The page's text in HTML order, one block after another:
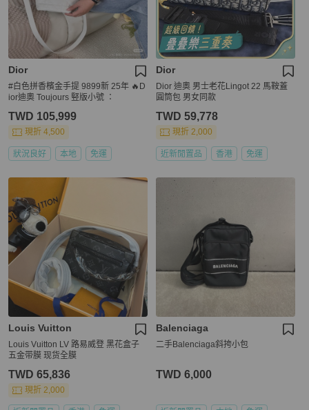
Dior
#白色拼香檳金手提 9899新 25年 🔥D
ior迪奧 Toujours 竪版小號 ：
TWD 105,999
現折 4,500
狀況良好 本地 免運
Dior
Dior 迪奧 男士老花Lingot 22 馬鞍蓋
圓筒包 男女同款
TWD 59,778
現折 2,000
近新閒置品 香港 免運
Louis Vuitton
Louis Vuitton LV 路易威登 黑花盒子
五金带膜 现货全膜
TWD 65,836
現折 2,000
Balenciaga
二手Balenciaga斜挎小包
TWD 6,000